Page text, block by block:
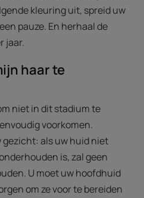
kleuring uit, spreid uw
pauze. En herhaal de
jaar.
haar te
niet in dit stadium te
voorkomen.
gezicht: als uw huid niet
is, zal geen
U moet uw hoofdhuid
om ze voor te bereiden